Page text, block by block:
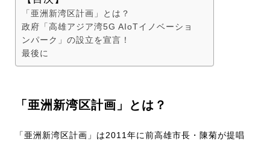
「亜洲新湾区計画」とは？
政府「高雄アジア湾5G AIoTイノベーショ
ンパーク」の設立を宣言！
最後に
「亜洲新湾区計画」とは？
「亜洲新湾区計画」は2011年に前高雄市長・陳菊が提唱